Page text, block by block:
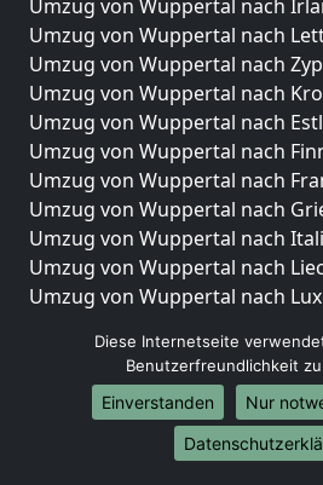
Umzug von Wuppertal nach
Umzug von Wuppertal nach
Umzug von Wuppertal nach
Umzug von Wuppertal nach
Umzug von Wuppertal nach
Umzug von Wuppertal nach
Umzug von Wuppertal nach
Umzug von Wuppertal nach
Umzug von Wuppertal nach
Umzug von Wuppertal nach
Umzug von Wuppertal nach
Umzug von Wuppertal nach
Umzüge-Deutschlandweit
Umzug von Wuppertal nach
Umzug von Wuppertal nach
Diese Internetseite
Benutzerfreundlichkeit
Einverstanden
Nur